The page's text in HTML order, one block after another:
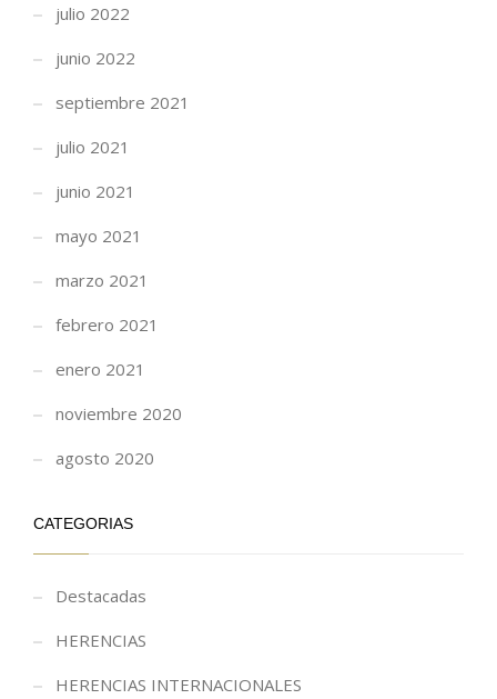
julio 2022
junio 2022
septiembre 2021
julio 2021
junio 2021
mayo 2021
marzo 2021
febrero 2021
enero 2021
noviembre 2020
agosto 2020
CATEGORIAS
Destacadas
HERENCIAS
HERENCIAS INTERNACIONALES